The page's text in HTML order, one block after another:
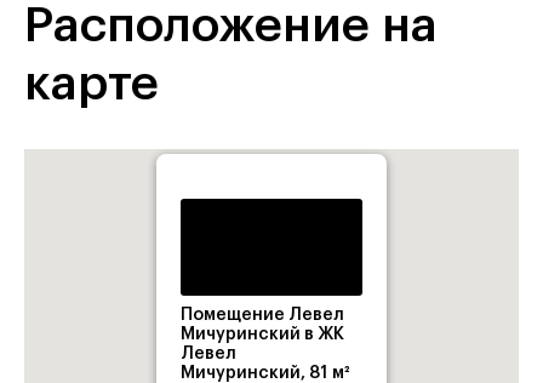
Расположение на
карте
Помещение Левел
Мичуринский в ЖК
Левел
Мичуринский, 81 м²